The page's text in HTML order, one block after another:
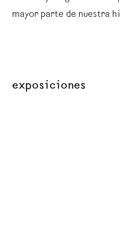
mayor parte de nuestra
exposiciones